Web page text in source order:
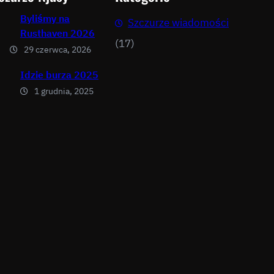
Byliśmy na
Rusthaven 2026
29 czerwca, 2026
Idzie burza 2025
1 grudnia, 2025
Szczurze wiadomości
(17)